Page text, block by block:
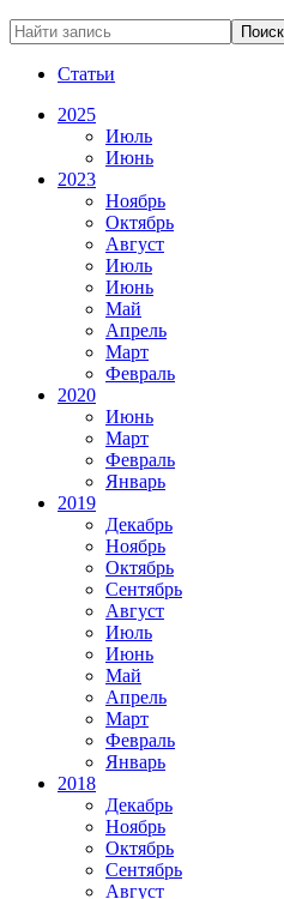
Статьи
2025
Июль
Июнь
2023
Ноябрь
Октябрь
Август
Июль
Июнь
Май
Апрель
Март
Февраль
2020
Июнь
Март
Февраль
Январь
2019
Декабрь
Ноябрь
Октябрь
Сентябрь
Август
Июль
Июнь
Май
Апрель
Март
Февраль
Январь
2018
Декабрь
Ноябрь
Октябрь
Сентябрь
Август